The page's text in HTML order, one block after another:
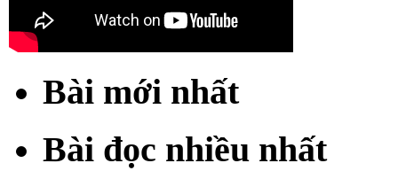
Bài mới nhất
Bài đọc nhiều nhất